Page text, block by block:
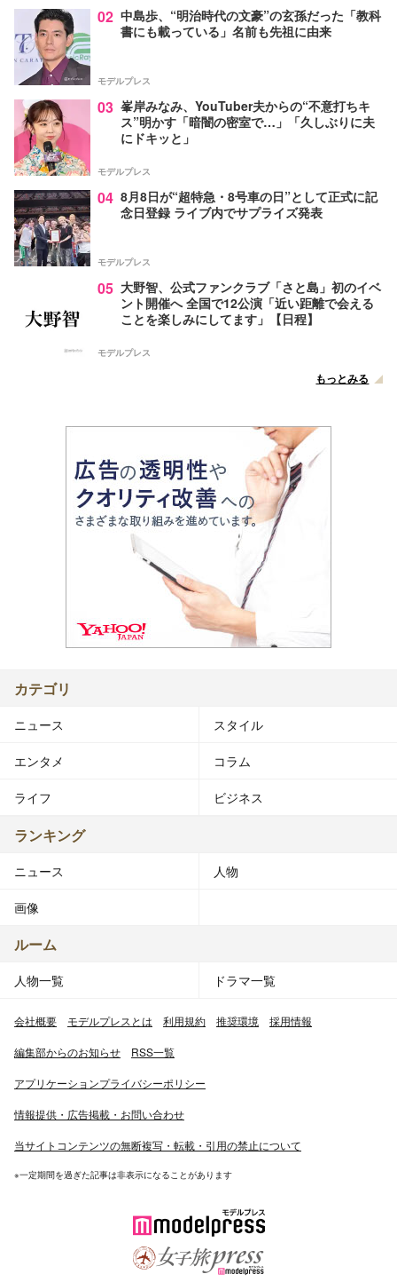
02 中島歩、“明治時代の文豪”の玄孫だった「教科
書にも載っている」名前も先祖に由来
モデルプレス
03 峯岸みなみ、YouTuber夫からの“不意打ちキ
ス”明かす「暗闇の密室で…」「久しぶりに夫
にドキッと」
モデルプレス
04 8月8日が“超特急・8号車の日”として正式に記
念日登録 ライブ内でサプライズ発表
モデルプレス
05 大野智、公式ファンクラブ「さと島」初のイベ
ント開催へ 全国で12公演「近い距離で会える
ことを楽しみにしてます」【日程】
モデルプレス
もっとみる
カテゴリ
ニュース スタイル
エンタメ コラム
ライフ ビジネス
ランキング
ニュース 人物
画像
ルーム
人物一覧 ドラマ一覧
会社概要 モデルプレスとは 利用規約 推奨環境 採用情報
編集部からのお知らせ RSS一覧
アプリケーションプライバシーポリシー
情報提供・広告掲載・お問い合わせ
当サイトコンテンツの無断複写・転載・引用の禁止について
※一定期間を過ぎた記事は非表示になることがあります